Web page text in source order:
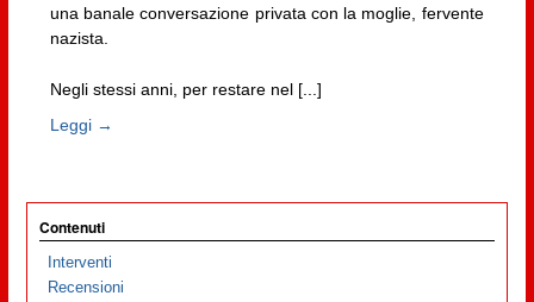
una banale conversazione privata con la moglie, fervente
nazista.
Negli stessi anni, per restare nel [...]
Leggi →
Contenuti
Interventi
Recensioni